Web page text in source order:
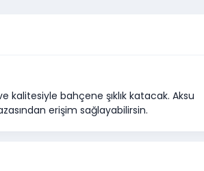
kalitesiyle bahçene şıklık katacak. Aksu
erişim sağlayabilirsin.